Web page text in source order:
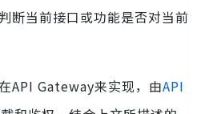
断当前接口或功能是否对当前
API Gateway来实现，由API